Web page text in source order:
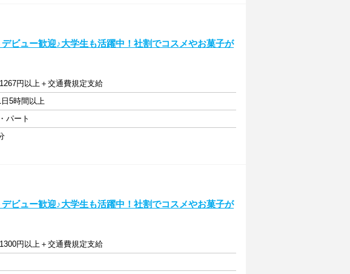
デビュー歓迎♪大学生も活躍中！社割でコスメやお菓子が
円以上＋交通費規定支給
5時間以上
パート
デビュー歓迎♪大学生も活躍中！社割でコスメやお菓子が
円以上＋交通費規定支給